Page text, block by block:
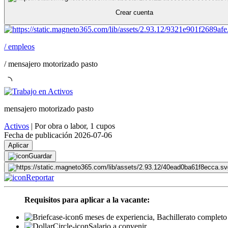
Crear cuenta
/empleos
/mensajero motorizado pasto
mensajero motorizado pasto
Activos | Por obra o labor, 1 cupos
Fecha de publicación 2026-07-06
Aplicar
Guardar
Reportar
Requisitos para aplicar a la vacante:
6 meses de experiencia, Bachillerato completo
Salario a convenir